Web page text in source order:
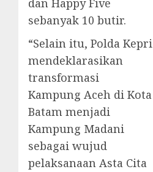
dan Happy Five
sebanyak 10 butir.
“Selain itu, Polda Kepri
mendeklarasikan
transformasi
Kampung Aceh di Kota
Batam menjadi
Kampung Madani
sebagai wujud
pelaksanaan Asta Cita